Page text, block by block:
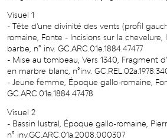
Visuel 1
- Tête d'une divinité des vents (profil
romaine, Fonte - Incisions sur la chevelure,
barbe, n° inv. GC.ARC.01e.1884.47477
- Mise au tombeau, Vers 1340, Fragment
en marbre blanc, n°inv.
- Jeune femme, Époque gallo-romaine,
GC.ARC.01e.1884.47478
Visuel 2
- Bassin lustral, Époque gallo-romaine,
n° inv.GC.ARC.01a.2008.000307